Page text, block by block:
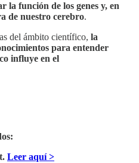
la función de los genes y, en
de nuestro cerebro.
del ámbito científico, la
para entender
influye en el
Leer aquí >